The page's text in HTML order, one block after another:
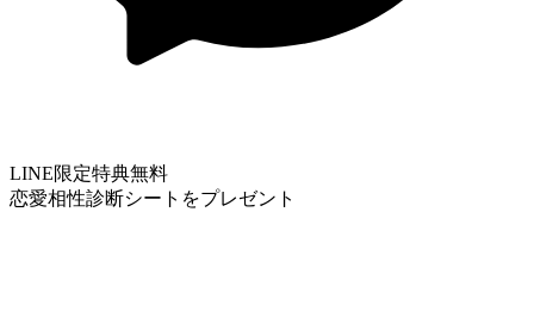
LINE限定特典無料
恋愛相性診断シートをプレゼント